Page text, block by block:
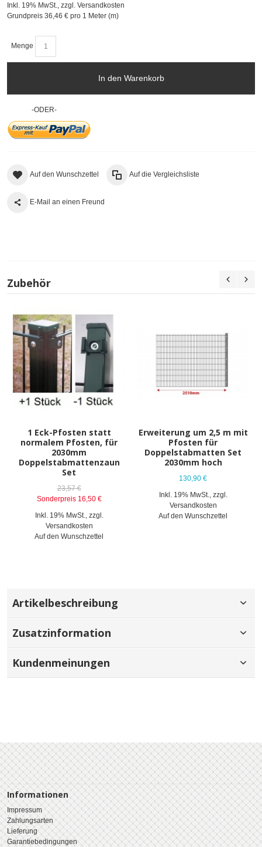
Inkl. 19% MwSt., zzgl. Versandkosten
Grundpreis 36,46 € pro 1 Meter (m)
Menge
In den Warenkorb
-ODER-
Auf den Wunschzettel Auf die Vergleichsliste
E-Mail an einen Freund
Zubehör
1 Eck-Pfosten statt
normalem Pfosten, für
2030mm
Doppelstabmattenzaun
Set
23,57 €
Sonderpreis 16,50 €
Inkl. 19% MwSt.
zzgl.
Versandkosten
Auf den Wunschzettel
Erweiterung um 2,5 m mit
Pfosten für
Doppelstabmatten Set
2030mm hoch
130,90 €
Inkl. 19% MwSt.
zzgl.
Versandkosten
Auf den Wunschzettel
Artikelbeschreibung
Zusatzinformation
Kundenmeinungen
Informationen
Impressum
Zahlungsarten
Lieferung
Garantiebedingungen